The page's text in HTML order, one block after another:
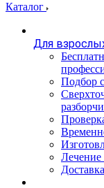
Каталог
Для
Подбор
Лечение